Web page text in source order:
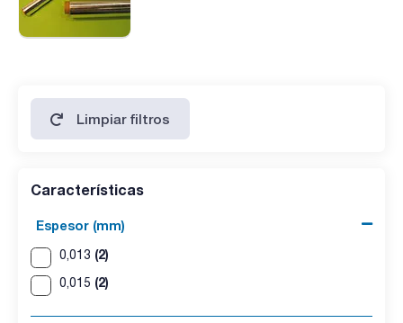
Limpiar filtros
Características
Espesor (mm)
0,013 (2)
0,015 (2)